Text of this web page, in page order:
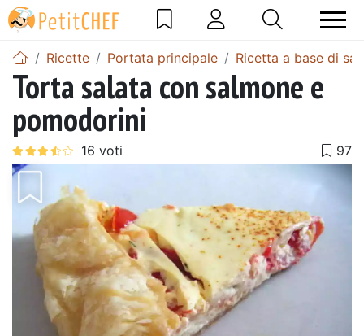
Ricette Portata principale Ricetta a base di
Torta salata con salmone e
pomodorini